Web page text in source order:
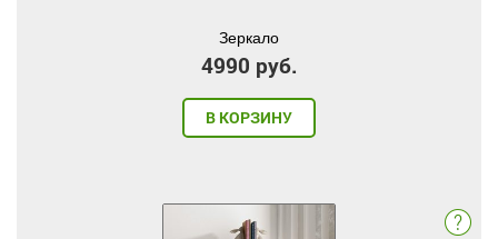
Зеркало
4990 руб.
В КОРЗИНУ